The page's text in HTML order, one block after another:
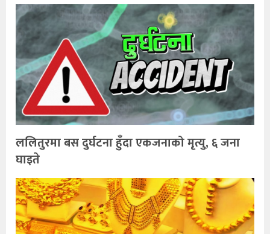
ललितुरमा बस दुर्घटना हुँदा एकजनाको मृत्यु, ६ जना
घाइते